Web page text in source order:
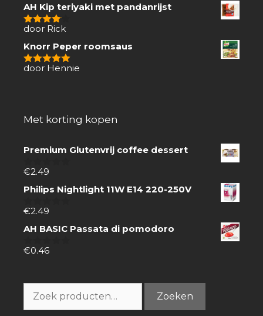
5
AH Kip teriyaki met pandanrijst
4van 5
door Rick
Knorr Peper roomsaus
5van 5
door Hennie
Met korting kopen
Premium Glutenvrij coffee dessert
0
5
€2.49
Philips Nightlight 11W E14 220-250V
0
5
€2.49
AH BASIC Passata di pomodoro
0
€0.46
naar:
Zoeken